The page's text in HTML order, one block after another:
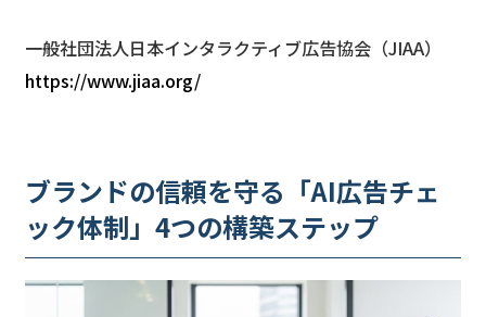
一般社団法人日本インタラクティブ広告協会（JIAA）
https://www.jiaa.org/
ブランドの信頼を守る「AI広告チェ
ック体制」4つの構築ステップ